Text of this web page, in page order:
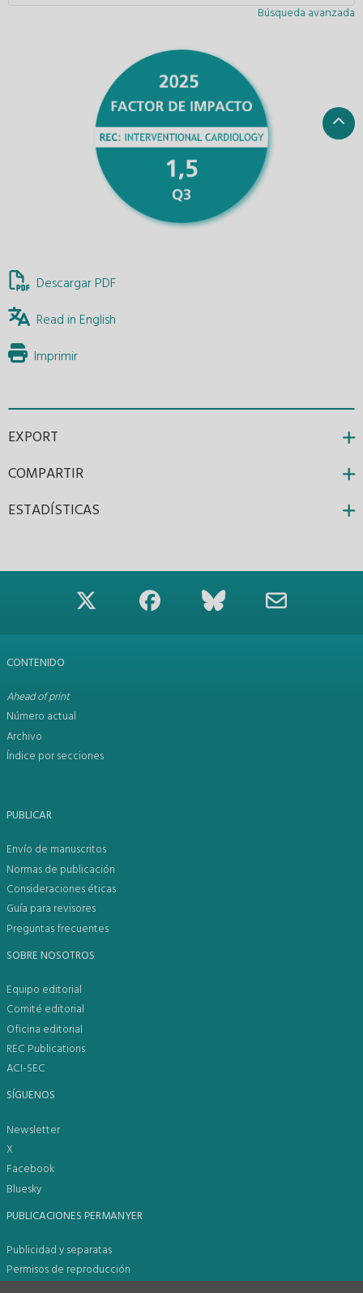
Búsqueda avanzada
Descargar PDF
Read in English
Imprimir
EXPORT
COMPARTIR
ESTADÍSTICAS
CONTENIDO
Ahead of print
Número actual
Archivo
Índice por secciones
PUBLICAR
Envío de manuscritos
Normas de publicación
Consideraciones éticas
Guía para revisores
Preguntas frecuentes
SOBRE NOSOTROS
Equipo editorial
Comité editorial
Oficina editorial
REC Publications
ACI-SEC
SÍGUENOS
Newsletter
X
Facebook
Bluesky
PUBLICACIONES PERMANYER
Publicidad y separatas
Permisos de reproducción